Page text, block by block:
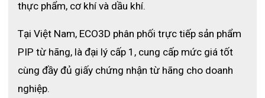
thực phẩm, cơ khí và dầu khí.
Tại Việt Nam, ECO3D phân phối trực tiếp sản phẩm
PIP từ hãng, là đại lý cấp 1, cung cấp mức giá tốt
cùng đầy đủ giấy chứng nhận từ hãng cho doanh
nghiệp.